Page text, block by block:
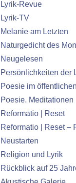
Lyrik-Revue
Lyrik-TV
Melanie am Letzten
Naturgedicht des
Neugelesen
Persönlichkeiten der
Poesie im
Poesie. Meditationen
Reformatio | Reset
Reformatio | Reset –
Neustarten
Religion und Lyrik
Rückblick auf 25